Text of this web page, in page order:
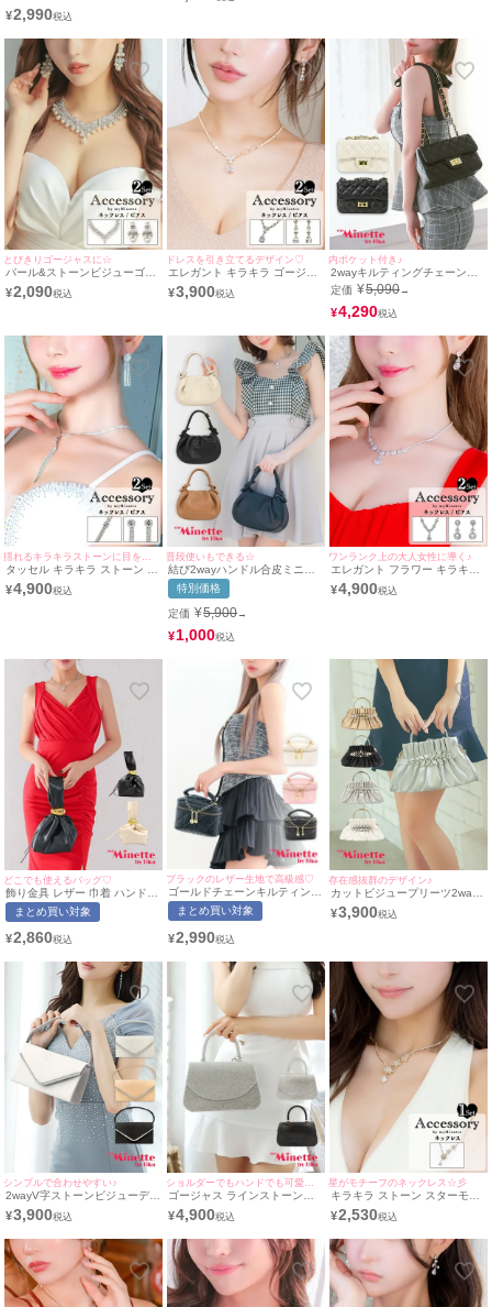
¥2,990
ピアス]
とびきりゴージャスに☆
パール&ストーンビジューゴー
ジャスバースデーアクセサリー
2点セット [バースデーネック
¥2,090
ドレスを引き立てるデザイン♡
エレガント キラキラ ゴージャ
ス ストーン アクセサリー 2点
セット [ネックレス＋ピアス]
¥3,900
内ポケット付き♪
2wayキルティングチェーンレ
ザーショルダーバッグ
定価 ¥5,090→
¥4,290
タッセル キラキラ ストーン ア
クセサリー 2点セット [ネック
レス＋ピアス]
¥4,900
普段使いもできる☆
結び2wayハンドル合皮ミニバ
ッグ
特別価格
定価 ¥5,900→
¥1,000
ワンランク上の大人女性に導く♪
エレガント フラワー キラキラ
ストーン アクセサリー 2点セ
ット [ネックレス＋ピアス]
¥4,900
どこでも使えるバッグ♡
飾り金具 レザー 巾着 ハンドバ
ッグ
まとめ買い対象
¥2,860
ブラックのレザー生地で高級感♡
ゴールドチェーンキルティング
レザーショルダーバッグ
まとめ買い対象
¥2,990
存在感抜群のデザイン♪
カットビジュープリーツ2way
がま口ハンドミニバッグ
¥3,900
シンプルで合わせやすい♪
2wayV字ストーンビジューデザ
インハンドミニバッグ
¥3,900
ショルダーでもハンドでも可愛い♡
ゴージャス ラインストーン
2Way ハンドミニバッグ
¥4,900
星がモチーフのネックレス☆彡
キラキラ ストーン スターモチ
ーフ アクセサリー ネックレス
¥2,530